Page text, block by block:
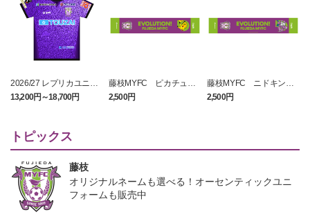
2026/27 レプリカユニフ
ォーム FP 1st
13,200円～18,700円
藤枝MYFC ピカチュウ
タオルマフラー
2,500円
藤枝MYFC ニドキング
タオルマフラー
2,500円
トピックス
藤枝
オリジナルネームも選べる！オーセンティックユニ
フォームも販売中